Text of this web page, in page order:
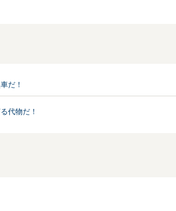
だ！
代物だ！